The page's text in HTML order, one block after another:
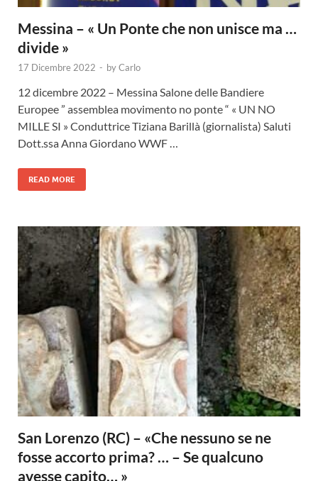
Messina – « Un Ponte che non unisce ma …
divide »
17 Dicembre 2022 - byCarlo
12 dicembre 2022 – Messina Salone delle Bandiere
Europee ” assemblea movimento no ponte “ « UN NO
MILLE SI » Conduttrice Tiziana Barillà (giornalista) Saluti
Dott.ssa Anna Giordano WWF …
READ MORE
San Lorenzo (RC) – «Che nessuno se ne
fosse accorto prima? … – Se qualcuno
avesse capito… »